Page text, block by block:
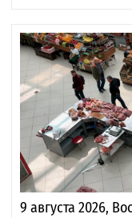
9 августа 2026,